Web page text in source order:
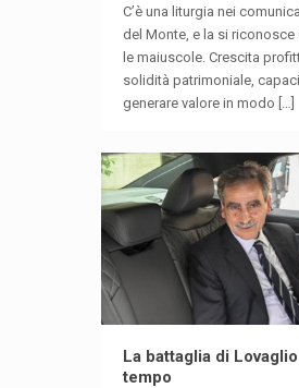
C’è una liturgia nei
del Monte, e la si riconosce
le maiuscole. Crescita
solidità patrimoniale,
generare valore in modo
La battaglia di
tempo